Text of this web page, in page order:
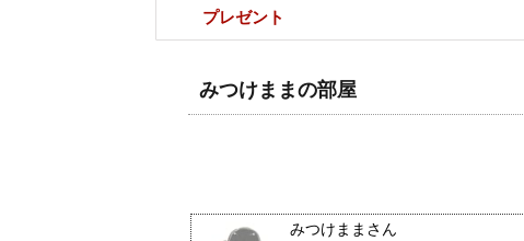
プレゼント
みつけままの部屋
みつけままさん